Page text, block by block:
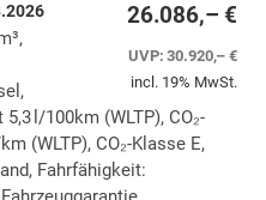
26.086,– €
UVP:30.920,– €
incl. 19% MwSt.
l/100km (WLTP), CO₂-
(WLTP), CO₂-Klasse E,
Fahrfähigkeit: